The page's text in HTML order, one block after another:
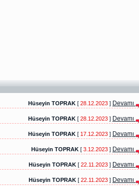
Hüseyin TOPRAK [ 28.12.2023 ] Devamı
Hüseyin TOPRAK [ 28.12.2023 ] Devamı
Hüseyin TOPRAK [ 17.12.2023 ] Devamı
Hüseyin TOPRAK [ 3.12.2023 ] Devamı
Hüseyin TOPRAK [ 22.11.2023 ] Devamı
Hüseyin TOPRAK [ 22.11.2023 ] Devamı